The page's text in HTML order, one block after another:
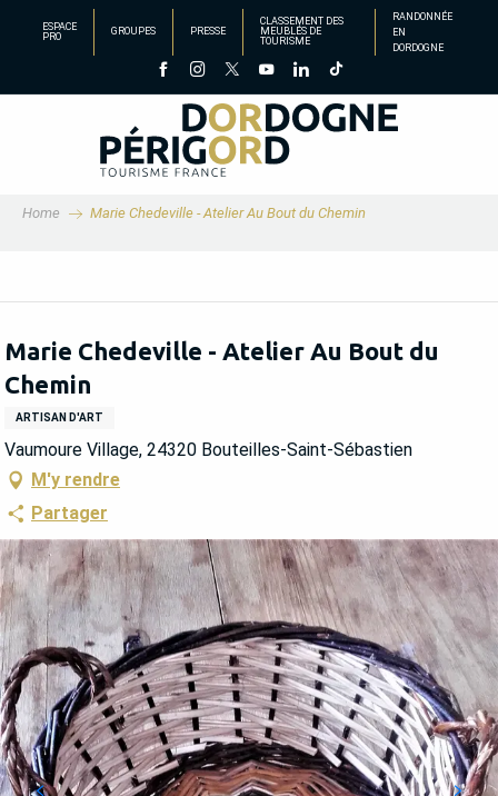
principal
ESPACE
PRO
GROUPES PRESSE
CLASSEMENT DES
MEUBLÉS DE
TOURISME
RANDONNÉE
EN
DORDOGNE
Home Marie Chedeville - Atelier Au Bout du Chemin
Marie Chedeville - Atelier Au Bout du
Chemin
ARTISAN D'ART
Vaumoure Village, 24320 Bouteilles-Saint-Sébastien
M'y rendre
Partager